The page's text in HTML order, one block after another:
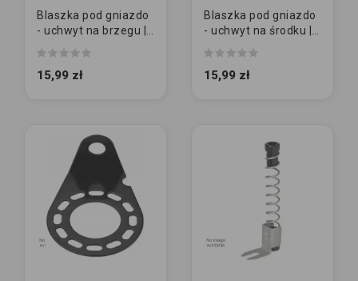
Blaszka pod gniazdo
- uchwyt na brzegu |
15,99 zł
Blaszka pod gniazdo
- uchwyt na środku |
15,99 zł